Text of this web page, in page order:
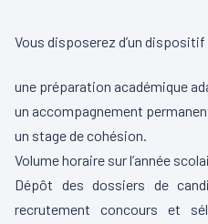
Vous disposerez d’un dispositif
une préparation académique
un accompagnement
un stage de cohésion.
Volume horaire sur l’année
Dépôt des dossiers de
recrutement concours et